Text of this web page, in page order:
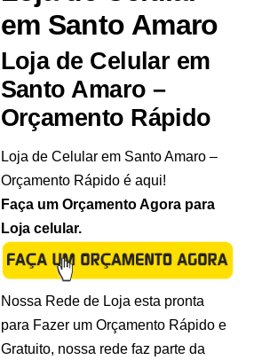
em Santo Amaro
Loja de Celular em
Santo Amaro –
Orçamento Rápido
Loja de Celular em Santo Amaro –
Orçamento Rápido é aqui!
Faça um Orçamento Agora para
Loja celular.
Nossa Rede de Loja esta pronta
para Fazer um Orçamento Rápido e
Gratuito, nossa rede faz parte da